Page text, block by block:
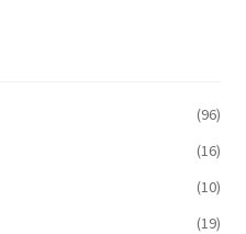
(96)
(16)
(10)
(19)